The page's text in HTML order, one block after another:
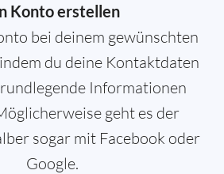
Konto erstellen
bei deinem gewünschten
du deine Kontaktdaten
Informationen
geht es der
sogar mit Facebook oder
Google.